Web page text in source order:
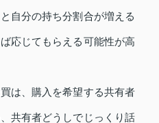
自分の持ち分割合が増える
応じてもらえる可能性が高
は、購入を希望する共有者
共有者どうしでじっくり話